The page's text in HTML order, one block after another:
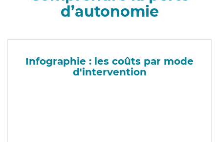
d’autonomie
Infographie : les coûts par mode
d'intervention